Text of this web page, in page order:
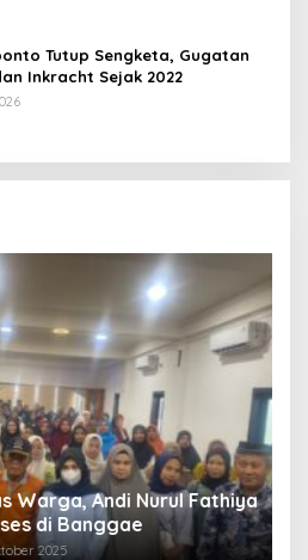
Tutup Sengketa, Gugatan
Inkracht Sejak 2022
Andi Nurul Fathiya
di Banggae
2025